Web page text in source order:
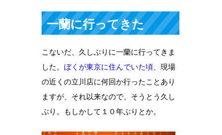
一蘭に行ってきた
こないだ、久しぶりに一蘭に行ってきま
した。 ぼくが東京に住んでいた頃、現場
の近くの立川店に何回か行ったことあり
ますが、それ以来なので、そうとう久し
ぶり。もしかして１０年ぶりとか。